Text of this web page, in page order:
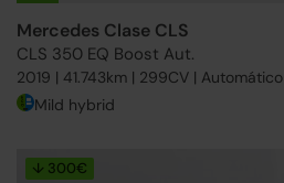
Mercedes Clase CLS
CLS 350 EQ Boost Aut.
2019 | 41.743km | 299CV | Automático
Mild hybrid
↓ 300€